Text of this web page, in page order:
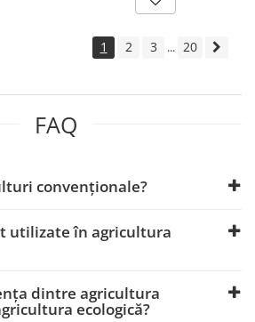
ÎN SPAȚII
1 2 3 ... 20
FAQ
convenționale?
utilizate în agricultura
dintre agricultura
ecologică?